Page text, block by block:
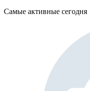
Самые активные сегодня